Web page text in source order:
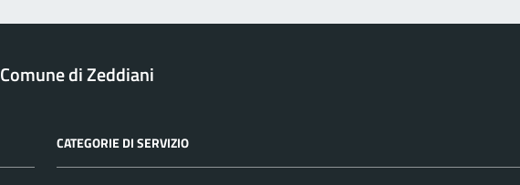
Comune di Zeddiani
CATEGORIE DI SERVIZIO